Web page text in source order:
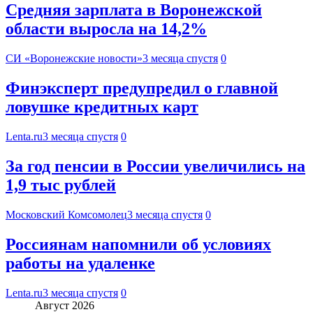
Средняя зарплата в Воронежской
области выросла на 14,2%
СИ «Воронежские новости»3 месяца спустя 0
Финэксперт предупредил о главной
ловушке кредитных карт
Lenta.ru3 месяца спустя 0
За год пенсии в России увеличились на
1,9 тыс рублей
Московский Комсомолец3 месяца спустя 0
Россиянам напомнили об условиях
работы на удаленке
Lenta.ru3 месяца спустя 0
Август 2026